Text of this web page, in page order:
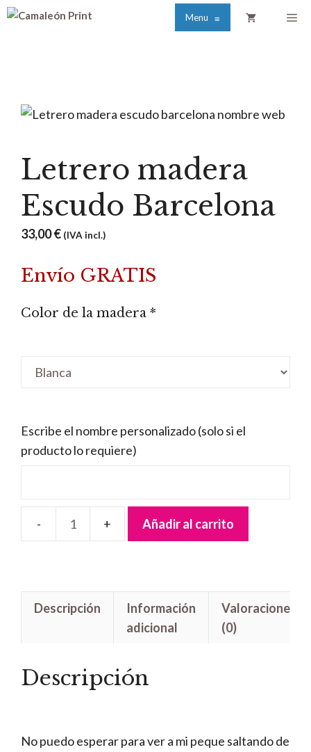
Saltar
Menu ≡
Letrero madera
Escudo Barcelona
33,00€ (IVA incl.)
Envío GRATIS
Color de la madera *
Escribe el nombre personalizado (solo si el
producto lo requiere)
Barcelona
cantidad
Añadir al carrito
Descripción
Información
adicional
Valoraciones
(0)
Descripción
No puedo esperar para ver a mi peque saltando de